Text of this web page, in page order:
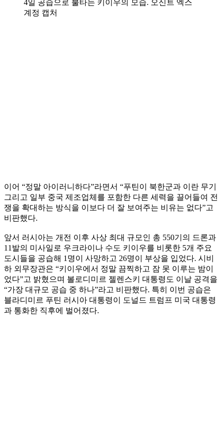
4일 공습으로 불타는 키이우의 모습. 오신트 엑스
계정 캡처
이어 “정말 아이러니하다”라면서 “푸틴이 북한군과 이란 무기
그리고 일부 중국 제조업체를 포함한 다른 세력을 끌어들여 전
쟁을 확대하는 방식을 이보다 더 잘 보여주는 비유는 없다”고
비판했다.
앞서 러시아는 개전 이후 사상 최대 규모인 총 550기의 드론과
11발의 미사일로 우크라이나 수도 키이우를 비롯한 5개 주요
도시들을 공습해 1명이 사망하고 26명이 부상을 입었다. 시비
하 외무장관은 “키이우에서 정말 끔찍하고 잠 못 이루는 밤이
었다”고 밝혔으며 볼로디미르 젤렌스키 대통령도 이날 공격을
“가장 대규모 공습 중 하나”라고 비판했다. 특히 이번 공습은
블라디미르 푸틴 러시아 대통령이 도널드 트럼프 미국 대통령
과 통화한 직후에 벌어졌다.